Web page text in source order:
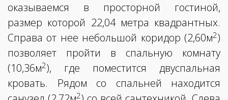
оказываемся в просторной гостиной,
размер которой 22,04 метра квадрантных.
Справа от нее небольшой коридор (2,60м2)
позволяет пройти в спальную комнату
(10,36м2), где поместится двуспальная
кровать. Рядом со спальней находится
2